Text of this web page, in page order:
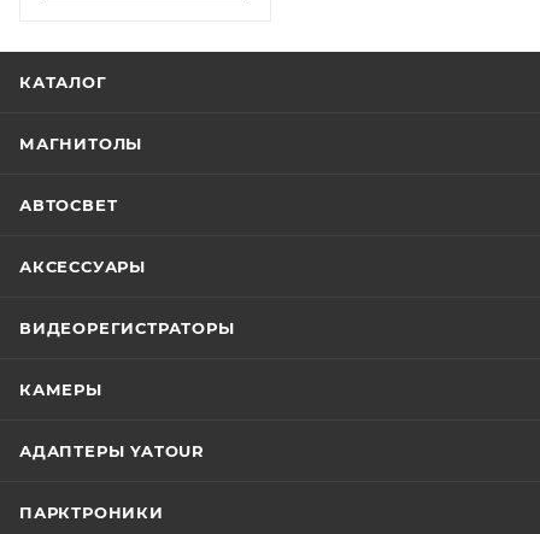
КАТАЛОГ
МАГНИТОЛЫ
АВТОСВЕТ
АКСЕССУАРЫ
ВИДЕОРЕГИСТРАТОРЫ
КАМЕРЫ
АДАПТЕРЫ YATOUR
ПАРКТРОНИКИ